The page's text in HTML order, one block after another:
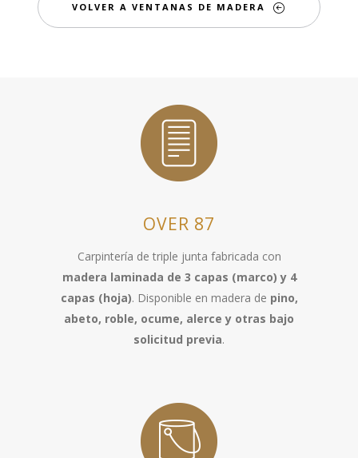
VOLVER A VENTANAS DE MADERA
OVER 87
Carpintería de triple junta fabricada con
madera laminada de 3 capas (marco) y 4
capas (hoja). Disponible en madera de pino,
abeto, roble, ocume, alerce y otras bajo
solicitud previa.